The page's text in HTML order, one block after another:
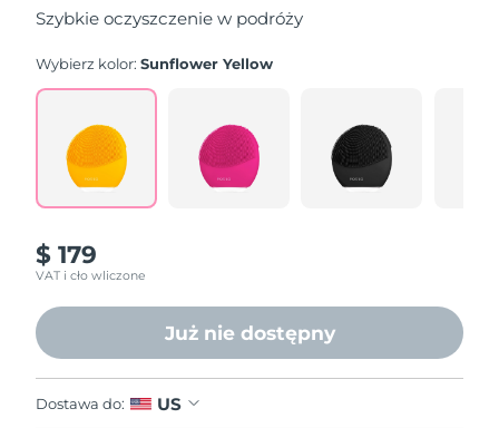
5
stars,
rating
Read
Reviews.
Same
page
Szybkie oczyszczenie w podróży
Wybierz kolor:Sunflower Yellow
$ 179
VAT i cło wliczone
Już nie dostępny
Dostawa do: US